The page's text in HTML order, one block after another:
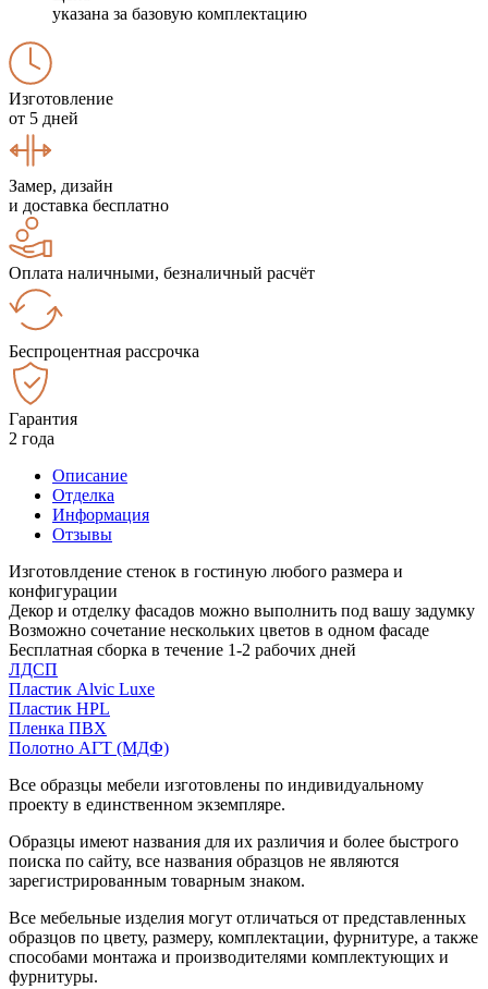
указана за базовую комплектацию
Изготовление
от 5 дней
Замер, дизайн
и доставка бесплатно
Оплата наличными, безналичный расчёт
Беспроцентная рассрочка
Гарантия
2 года
Описание
Отделка
Информация
Отзывы
Изготовлдение стенок в гостиную любого размера и
конфигурации
Декор и отделку фасадов можно выполнить под вашу задумку
Возможно сочетание нескольких цветов в одном фасаде
Бесплатная сборка в течение 1-2 рабочих дней
ЛДСП
Пластик Alvic Luxe
Пластик HPL
Пленка ПВХ
Полотно АГТ (МДФ)
Все образцы мебели изготовлены по индивидуальному
проекту в единственном экземпляре.
Образцы имеют названия для их различия и более быстрого
поиска по сайту, все названия образцов не являются
зарегистрированным товарным знаком.
Все мебельные изделия могут отличаться от представленных
образцов по цвету, размеру, комплектации, фурнитуре, а также
способами монтажа и производителями комплектующих и
фурнитуры.